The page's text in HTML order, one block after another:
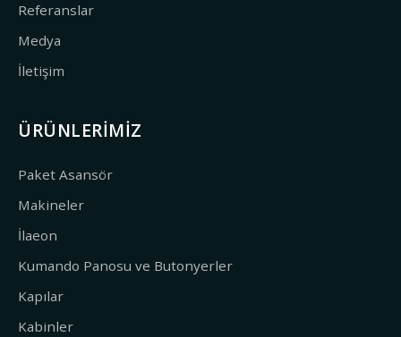
Referanslar
Medya
İletişim
ÜRÜNLERIMIZ
Paket Asansör
Makineler
İlaeon
Kumando Panosu ve Butonyerler
Kapılar
Kabinler